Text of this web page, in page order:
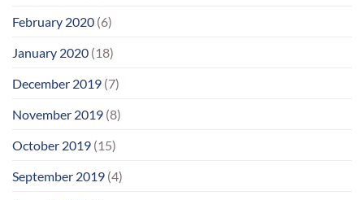
February 2020 (6)
January 2020 (18)
December 2019 (7)
November 2019 (8)
October 2019 (15)
September 2019 (4)